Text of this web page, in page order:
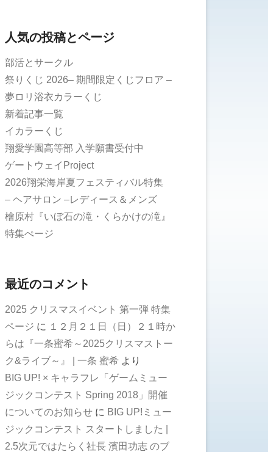
人気の投稿とページ
部活とサークル
祭りくじ 2026– 期間限定くじフロア –
夢ロリ浴衣カラーくじ
新着記事一覧
イカラーくじ
翔愛学園高等部 入学願書受付中
ゲートウェイProject
2026翔栄海岸夏フェスティバル特集
– ヘアサロン –レディース＆メンズ
檜原村『いぼ石の滝・くらかけの滝』
特集ぺージ
最近のコメント
2025 クリスマスイベント 第一弾 特集
ページ に １２月２１日（日）２１時か
らは『一条蜜希～2025クリスマストー
ク&ライブ～』 | 一条 蜜希 より
BIG UP! × キャラフレ「ゲームミュー
ジックコンテスト Spring 2018」開催
についてのお知らせ に BIG UP!ミュー
ジックコンテスト スタートしました |
2.5次元ではたらく社長 濱田功志 のブ